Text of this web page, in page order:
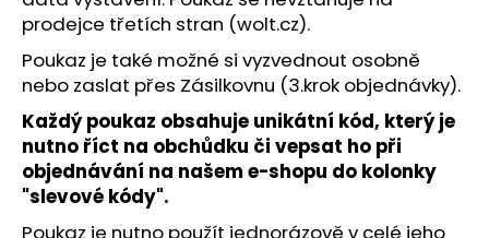
prodejce třetích stran (wolt.cz).
Poukaz je také možné si vyzvednout osobně
nebo zaslat přes Zásilkovnu (3.krok objednávky).
Každý poukaz obsahuje unikátní kód, který je
nutno říct na obchůdku či vepsat ho při
objednávání na našem e-shopu do kolonky
"slevové kódy".
Poukaz je nutno použít jednorázově v celé jeho